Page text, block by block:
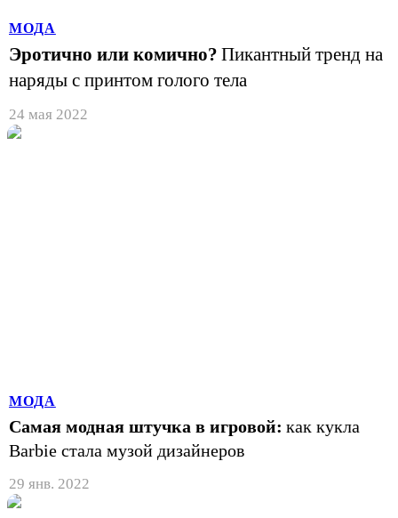
МОДА
Эротично или комично? Пикантный тренд на
наряды с принтом голого тела
24 мая 2022
МОДА
Самая модная штучка в игровой: как кукла
Barbie стала музой дизайнеров
29 янв. 2022